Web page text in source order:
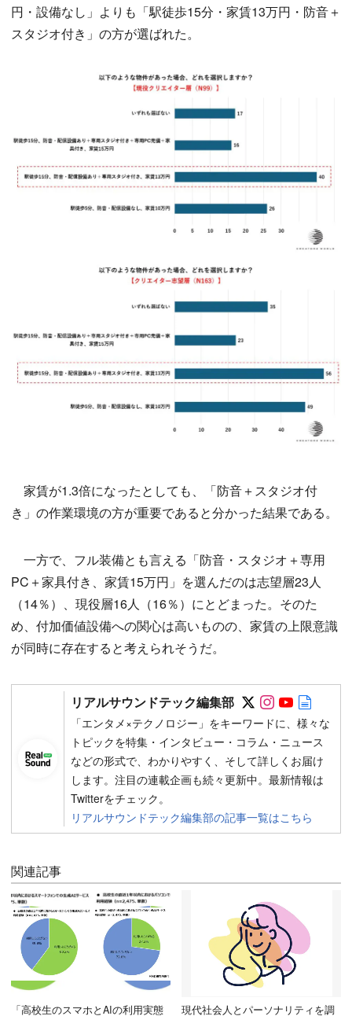
円・設備なし」よりも「駅徒歩15分・家賃13万円・防音＋
スタジオ付き」の方が選ばれた。
家賃が1.3倍になったとしても、「防音＋スタジオ付
き」の作業環境の方が重要であると分かった結果である。
一方で、フル装備とも言える「防音・スタジオ＋専用
PC＋家具付き、家賃15万円」を選んだのは志望層23人
（14％）、現役層16人（16％）にとどまった。そのた
め、付加価値設備への関心は高いものの、家賃の上限意識
が同時に存在すると考えられそうだ。
リアルサウンドテック編集部 Follow on
Follow on
Follow
「エンタメ×テクノロジー」をキーワードに、様々な
トピックを特集・インタビュー・コラム・ニュース
などの形式で、わかりやすく、そして詳しくお届け
します。注目の連載企画も続々更新中。最新情報は
Twitterをチェック。
リアルサウンドテック編集部の記事一覧はこちら
関連記事
「高校生のスマホとAIの利用実態 現代社会人とパーソナリティを調